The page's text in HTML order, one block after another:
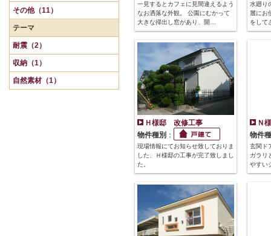
その他（11）
テーマ
耐震（2）
収納（1）
自然素材（1）
一見するとカフェに見間違えるよう
なお洒落な外観。 公園にむかって
大きな掃出し窓があり、開…
水廻り
麗にお
をして
Ｈ様邸 改修工事
物件種別 ：
現場情報にてお知らせ致しておりま
した、Ｈ様邸の工事が完了致しまし
た。
Ｎ
物件
玄関ド
ガラリ
やすい